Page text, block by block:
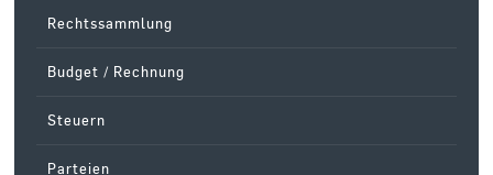
Rechtssammlung
Budget / Rechnung
Steuern
Parteien